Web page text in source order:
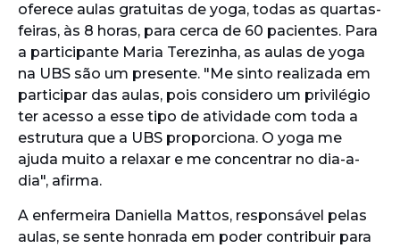
oferece aulas gratuitas de yoga, todas as quartas-
feiras, às 8 horas, para cerca de 60 pacientes. Para
a participante Maria Terezinha, as aulas de yoga
na UBS são um presente. "Me sinto realizada em
participar das aulas, pois considero um privilégio
ter acesso a esse tipo de atividade com toda a
estrutura que a UBS proporciona. O yoga me
ajuda muito a relaxar e me concentrar no dia-a-
dia", afirma.
A enfermeira Daniella Mattos, responsável pelas
aulas, se sente honrada em poder contribuir para